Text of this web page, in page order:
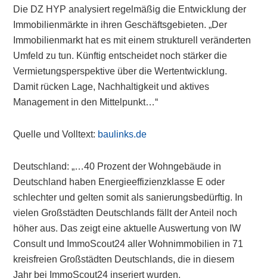
Die DZ HYP analysiert regelmäßig die Entwicklung der
Immobilienmärkte in ihren Geschäftsgebieten. „Der
Immobilienmarkt hat es mit einem strukturell veränderten
Umfeld zu tun. Künftig entscheidet noch stärker die
Vermietungsperspektive über die Wertentwicklung.
Damit rücken Lage, Nachhaltigkeit und aktives
Management in den Mittelpunkt…“
Quelle und Volltext: baulinks.de
Deutschland: „…40 Prozent der Wohngebäude in
Deutschland haben Energieeffizienzklasse E oder
schlechter und gelten somit als sanierungsbedürftig. In
vielen Großstädten Deutschlands fällt der Anteil noch
höher aus. Das zeigt eine aktuelle Auswertung von IW
Consult und ImmoScout24 aller Wohnimmobilien in 71
kreisfreien Großstädten Deutschlands, die in diesem
Jahr bei ImmoScout24 inseriert wurden.